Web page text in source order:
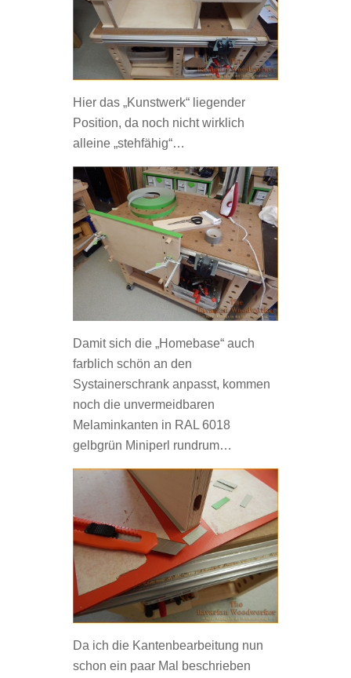
Hier das „Kunstwerk“ liegender
Position, da noch nicht wirklich
alleine „stehfähig“…
Damit sich die „Homebase“ auch
farblich schön an den
Systainerschrank anpasst, kommen
noch die unvermeidbaren
Melaminkanten in RAL 6018
gelbgrün Miniperl rundrum…
Da ich die Kantenbearbeitung nun
schon ein paar Mal beschrieben